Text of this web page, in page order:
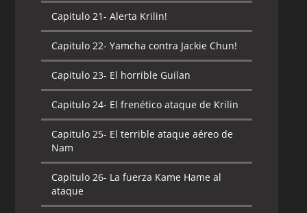
Capitulo 21- Alerta Krilin!
Capitulo 22- Yamcha contra Jackie Chun!
Capitulo 23- El horrible Guilan
Capitulo 24- El frenético ataque de Krilin
Capitulo 25- El terrible ataque aéreo de
Nam
Capitulo 26- La fuerza Kame Hame al
ataque